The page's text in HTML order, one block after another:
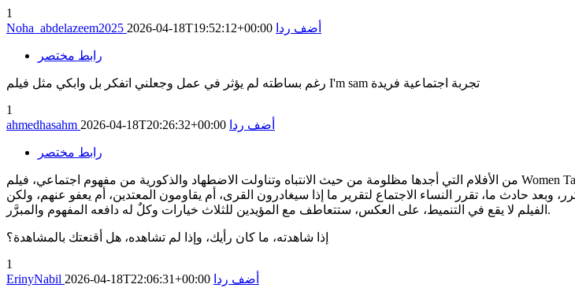
1
Noha_abdelazeem2025 2026-04-18T19:52:12+00:00 أضف ردا
رابط مختصر
رغم بساطته لم يؤثر في عمل وجعلني اتفكر بل وابكي مثل فيلم I'm sam تجربة اجتماعية فريدة
1
ahmedhasahm 2026-04-18T20:26:32+00:00 أضف ردا
رابط مختصر
من الأفلام التي أجدها مظلومة من حيث الانتباه وتناولت الاضطهاد والذكورية من مفهوم اجتماعي، فيلم Women Talking، الفيلم أحداثه تدور في بيئة مكانية محدودة وفي يوم واحد، وهو من الأفلام المميزة على
حادث ما، تقرر النساء الاجتماع لتقرير ما إذا سيغادرون القرى، أم يقاومون المعتدين، أم يعفو عنهم، ولكن
الفيلم لا يقع في التنميط، على العكس، ستتعاطف مع المؤيدين للثلاث خيارات وكلٌ له دافعه المفهوم والمبرَّر.
إذا شاهدته، ما كان رأيك، وإذا لم تشاهده، هل أقنعتك بالمشاهدة؟
1
ErinyNabil 2026-04-18T22:06:31+00:00 أضف ردا